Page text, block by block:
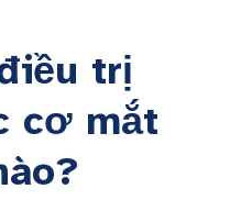
trị
cơ mắt